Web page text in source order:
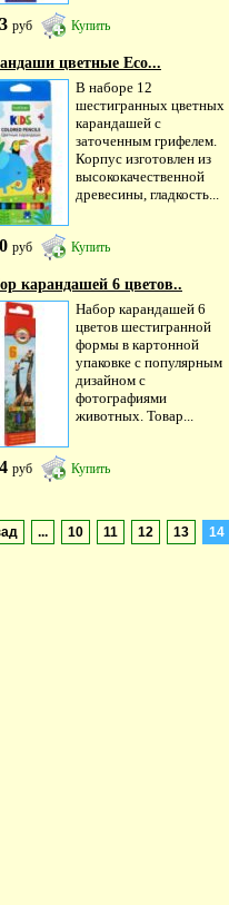
руб Купить
цветные Eco...
В наборе 12
шестигранных цветных
карандашей с
заточенным грифелем.
Корпус изготовлен из
высококачественной
древесины, гладкость...
руб Купить
карандашей 6 цветов..
Набор карандашей 6
цветов шестигранной
формы в картонной
упаковке с популярным
дизайном с
фотографиями
животных. Товар...
руб Купить
... 10 11 12 13 14